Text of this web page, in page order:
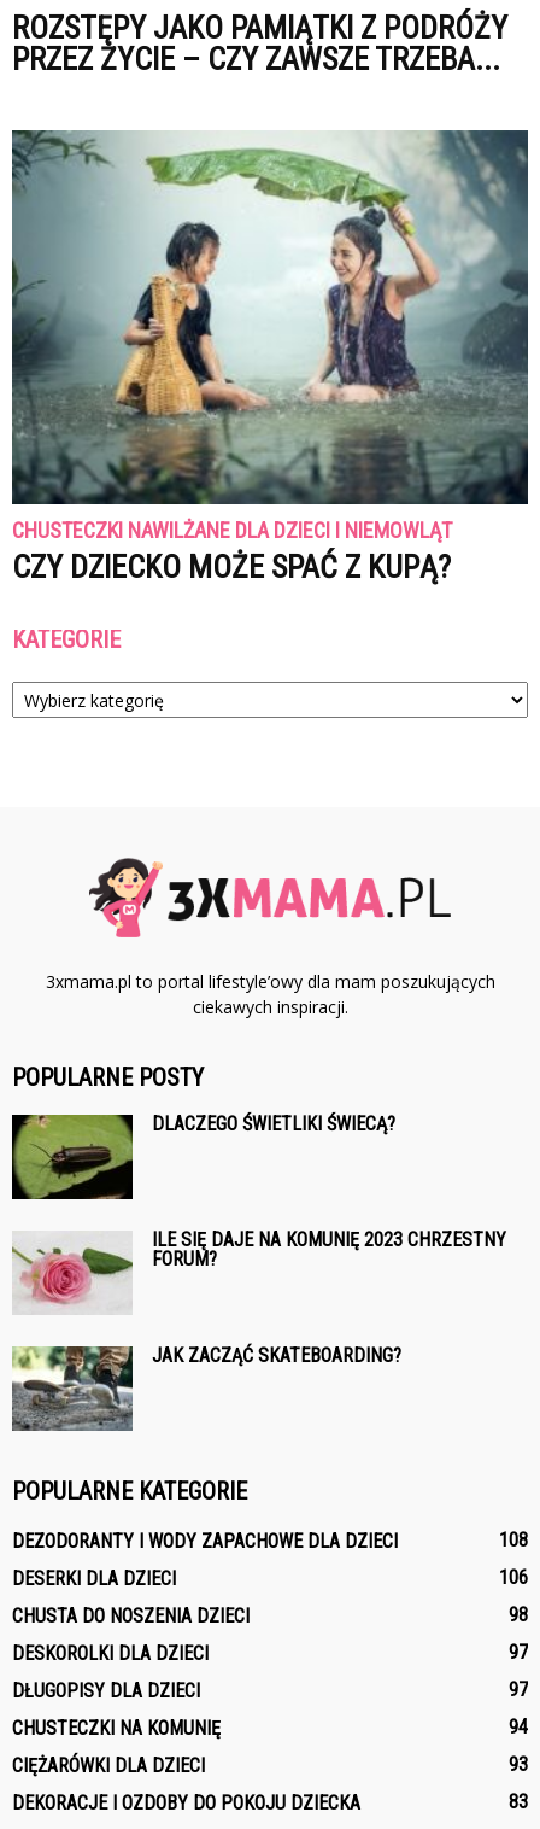
ROZSTĘPY JAKO PAMIĄTKI Z PODRÓŻY
PRZEZ ŻYCIE – CZY ZAWSZE TRZEBA...
CHUSTECZKI NAWILŻANE DLA DZIECI I NIEMOWLĄT
CZY DZIECKO MOŻE SPAĆ Z KUPĄ?
KATEGORIE
Kategorie
3xmama.pl to portal lifestyle’owy dla mam poszukujących
ciekawych inspiracji.
POPULARNE POSTY
DLACZEGO ŚWIETLIKI ŚWIECĄ?
ILE SIĘ DAJE NA KOMUNIĘ 2023 CHRZESTNY
FORUM?
JAK ZACZĄĆ SKATEBOARDING?
POPULARNE KATEGORIE
DEZODORANTY I WODY ZAPACHOWE DLA DZIECI
108
DESERKI DLA DZIECI
106
CHUSTA DO NOSZENIA DZIECI
98
DESKOROLKI DLA DZIECI
97
DŁUGOPISY DLA DZIECI
97
CHUSTECZKI NA KOMUNIĘ
94
CIĘŻARÓWKI DLA DZIECI
93
DEKORACJE I OZDOBY DO POKOJU DZIECKA
83